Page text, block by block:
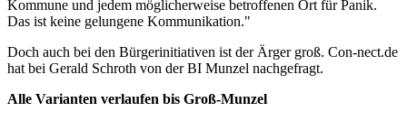
Kommune und jedem möglicherweise betroffenen Ort für Panik.
Das ist keine gelungene Kommunikation."
Doch auch bei den Bürgerinitiativen ist der Ärger groß. Con-nect.de
hat bei Gerald Schroth von der BI Munzel nachgefragt.
Alle Varianten verlaufen bis Groß-Munzel